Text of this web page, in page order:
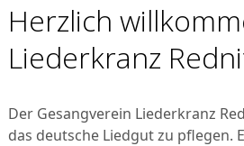
Herzlich
Liederkranz
Der Gesangverein Liederkranz
das deutsche Liedgut zu pflegen.